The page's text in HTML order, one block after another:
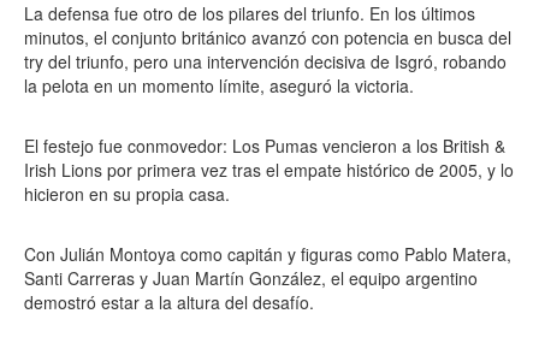
La defensa fue otro de los pilares del triunfo. En los últimos
minutos, el conjunto británico avanzó con potencia en busca del
try del triunfo, pero una intervención decisiva de Isgró, robando
la pelota en un momento límite, aseguró la victoria.
El festejo fue conmovedor: Los Pumas vencieron a los British &
Irish Lions por primera vez tras el empate histórico de 2005, y lo
hicieron en su propia casa.
Con Julián Montoya como capitán y figuras como Pablo Matera,
Santi Carreras y Juan Martín González, el equipo argentino
demostró estar a la altura del desafío.